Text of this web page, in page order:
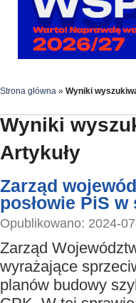
Strona główna » Wyniki
Wyniki
Artykuły
Zarząd
posłowie PiS
Opublikowano: 2024-
Zarząd
wyrażające
planów budowy